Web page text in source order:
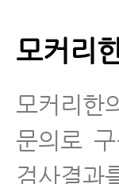
모커리
모커리한
문의로
검사결과